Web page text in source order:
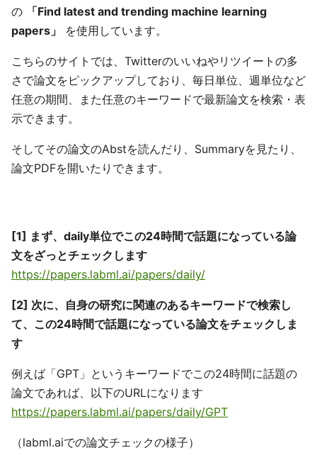
の
「Find latest and trending machine learning
papers」
を使用しています。
こちらのサイトでは、Twitterのいいねやリツイートの多
さで論文をピックアップしており、毎日単位、週単位など
任意の期間、また任意のキーワードで最新論文を検索・表
示できます。
そしてその論文のAbstを読んだり、Summaryを見たり、
論文PDFを開いたりできます。
[1] まず、daily単位でこの24時間で話題になっている論
文をざっとチェックします
https://papers.labml.ai/papers/daily/
[2] 次に、自身の研究に関連のあるキーワードで検索し
て、この24時間で話題になっている論文をチェックしま
す
例えば「GPT」というキーワードでこの24時間に話題の
論文であれば、以下のURLになります
https://papers.labml.ai/papers/daily/GPT
（labml.aiでの論文チェックの様子）